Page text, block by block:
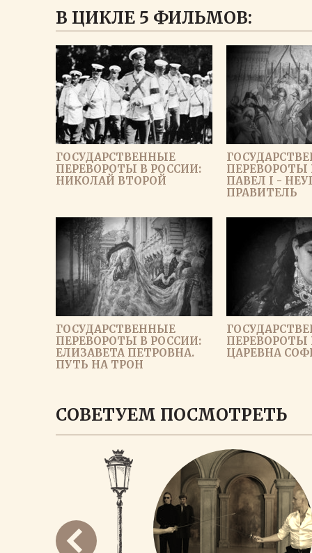
В ЦИКЛЕ 5 ФИЛЬМОВ:
ГОСУДАРСТВЕННЫЕ
ПЕРЕВОРОТЫ В РОССИИ:
НИКОЛАЙ ВТОРОЙ
ПЕРЕВОРОТЫ
ПАВЕЛ I -
ПРАВИТЕЛЬ
ГОСУДАРСТВЕННЫЕ
ПЕРЕВОРОТЫ В РОССИИ:
ЕЛИЗАВЕТА ПЕТРОВНА.
ПУТЬ НА ТРОН
ПЕРЕВОРОТЫ
ЦАРЕВНА
СОВЕТУЕМ ПОСМОТРЕТЬ